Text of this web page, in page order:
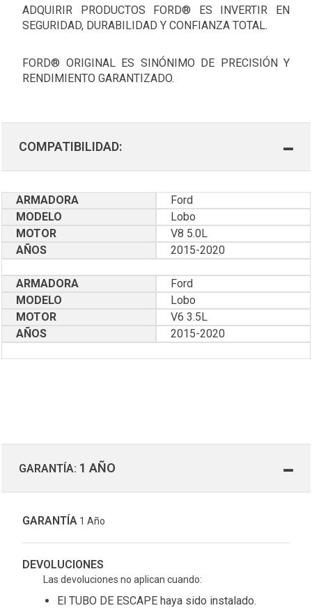
ADQUIRIR PRODUCTOS FORD® ES INVERTIR EN
SEGURIDAD, DURABILIDAD Y CONFIANZA TOTAL.
FORD® ORIGINAL ES SINÓNIMO DE PRECISIÓN Y
RENDIMIENTO GARANTIZADO.
COMPATIBILIDAD:
ARMADORA
Ford
MODELO
Lobo
MOTOR
V8 5.0L
AÑOS
2015-2020
ARMADORA
Ford
MODELO
Lobo
MOTOR
V6 3.5L
AÑOS
2015-2020
GARANTÍA: 1 AÑO
GARANTÍA 1 Año
DEVOLUCIONES
Las devoluciones no aplican cuando:
El TUBO DE ESCAPE haya sido instalado.